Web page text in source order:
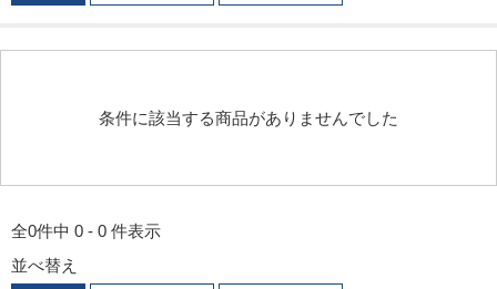
条件に該当する商品がありませんでした
全0件中 0 - 0 件表示
並べ替え